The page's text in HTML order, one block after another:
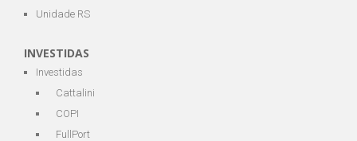
Unidade RS
INVESTIDAS
Investidas
Cattalini
COPI
FullPort